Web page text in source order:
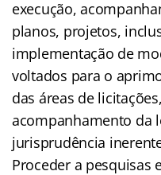
execução,
planos, projetos,
implementação de
voltados para o
das áreas de
acompanhamento da
jurisprudência
Proceder a pesquisas